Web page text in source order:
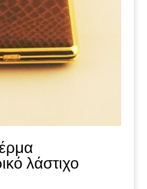
λάστιχο